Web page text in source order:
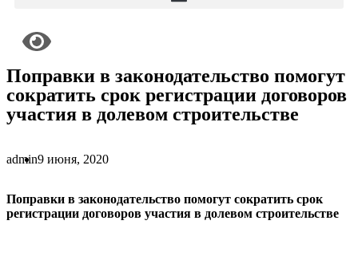
Поправки в законодательство помогут
сократить срок регистрации договоров
участия в долевом строительстве
admin9 июня, 2020
Поправки в законодательство помогут сократить срок
регистрации договоров участия в долевом строительстве